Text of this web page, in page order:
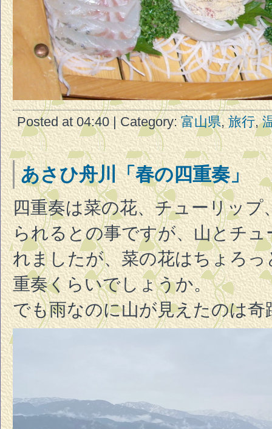
Posted at 04:40 | Category:富山県,旅行,
あさひ舟川「春の四重奏」
四重奏は菜の花、チューリップ
られるとの事ですが、山とチ
れましたが、菜の花はちょろ
重奏くらいでしょうか。
でも雨なのに山が見えたのは奇